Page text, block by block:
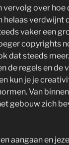
vervolg over hoe
helaas verdwijnt
vaker een
copyrights
dat steeds
de regels en de
kun je je
Van
gebouw zich
aangaan en